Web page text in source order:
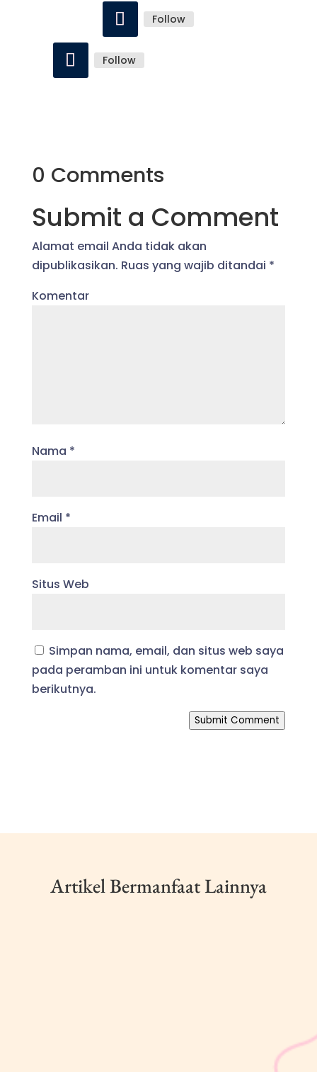
Follow
Follow
0 Comments
Submit a Comment
Alamat email Anda tidak akan
dipublikasikan. Ruas yang wajib ditandai *
Komentar
Nama *
Email *
Situs Web
Simpan nama, email, dan situs web saya
pada peramban ini untuk komentar saya
berikutnya.
Submit Comment
Artikel Bermanfaat Lainnya